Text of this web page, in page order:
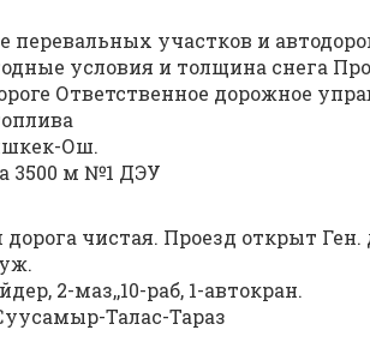
участков и
условия и толщина снега
Ответственное дорожное
Ош.
3500 м №1 ДЭУ
чистая. Проезд открыт
2-маз,,10-раб, 1-автокран.
Талас-Тараз